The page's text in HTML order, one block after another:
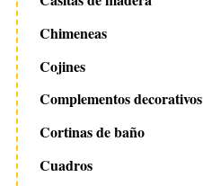
Chimeneas
Cojines
Complementos decorativos
Cortinas de baño
Cuadros